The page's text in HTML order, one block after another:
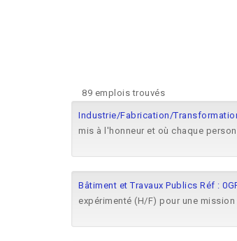
89 emplois trouvés
Industrie/Fabrication/
mis à l'honneur et où chaque
Bâtiment et Travaux Publics Réf :
expérimenté (H/F) pour une